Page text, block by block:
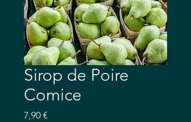
Sirop de Poire
Comice
7,90 €